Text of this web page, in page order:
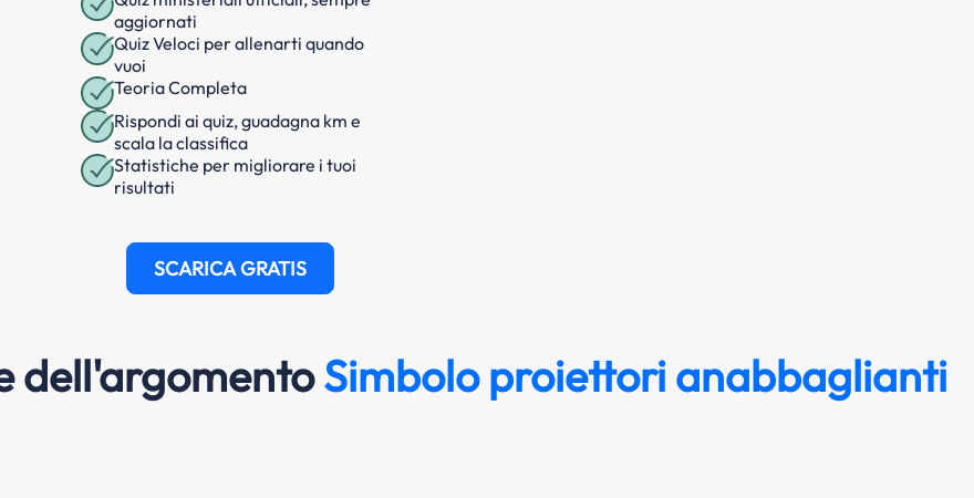
aggiornati
Quiz Veloci per allenarti quando
vuoi
Teoria Completa
Rispondi ai quiz, guadagna km e
scala la classifica
Statistiche per migliorare i tuoi
risultati
SCARICA GRATIS
dell'argomentoSimbolo proiettori anabbaglianti